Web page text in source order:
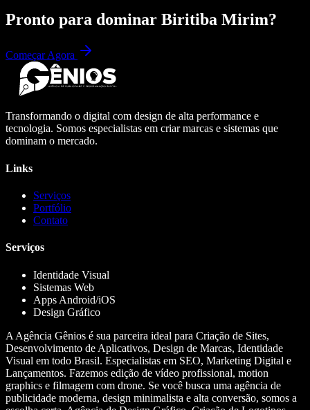
Pronto para dominar Biritiba Mirim?
Começar Agora
Transformando o digital com design de alta performance e
tecnologia. Somos especialistas em criar marcas e sistemas que
dominam o mercado.
Links
Serviços
Portfólio
Contato
Serviços
Identidade Visual
Sistemas Web
Apps Android/iOS
Design Gráfico
A Agência Gênios é sua parceira ideal para Criação de Sites,
Desenvolvimento de Aplicativos, Design de Marcas, Identidade
Visual em todo Brasil. Especialistas em SEO, Marketing Digital e
Lançamentos. Fazemos edição de vídeo profissional, motion
graphics e filmagem com drone. Se você busca uma agência de
publicidade moderna, design minimalista e alta conversão, somos a